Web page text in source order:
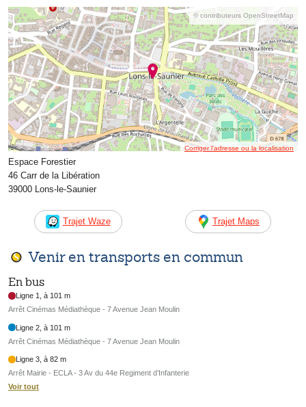
© contributeurs OpenStreetMap
Corriger l’adresse ou la localisation
Espace Forestier
46 Carr de la Libération
39000 Lons-le-Saunier
Trajet Waze Trajet Maps
Venir en transports en commun
En bus
Ligne 1, à 101 m
Arrêt Cinémas Médiathèque - 7 Avenue Jean Moulin
Ligne 2, à 101 m
Arrêt Cinémas Médiathèque - 7 Avenue Jean Moulin
Ligne 3, à 82 m
Arrêt Mairie - ECLA - 3 Av du 44e Regiment d’Infanterie
Voir tout